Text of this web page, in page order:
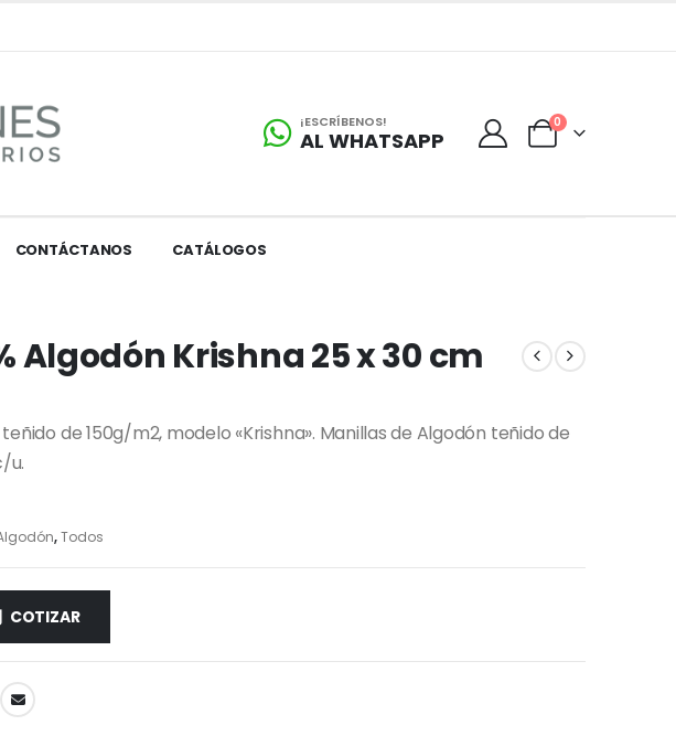
¡ESCRÍBENOS!
AL WHATSAPP
0
CONTÁCTANOS CATÁLOGOS
Algodón Krishna 25 x 30 cm
teñido de 150g/m2, modelo «Krishna». Manillas de Algodón teñido de
u.
,Todos
COTIZAR